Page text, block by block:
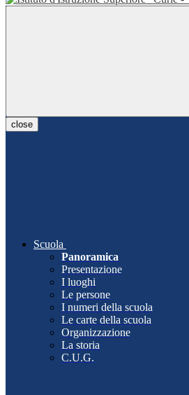
close
Scuola
Panoramica
Presentazione
I luoghi
Le persone
I numeri della scuola
Le carte della scuola
Organizzazione
La storia
C.U.G.